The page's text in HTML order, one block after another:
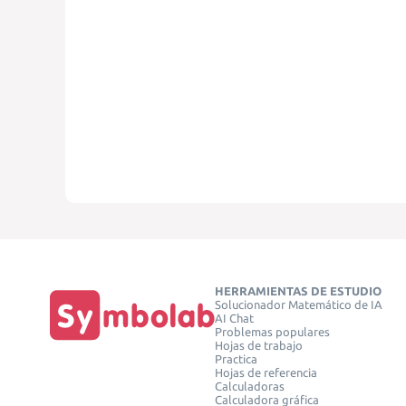
HERRAMIENTAS DE ESTUDIO
Solucionador Matemático de IA
AI Chat
Problemas populares
Hojas de trabajo
Practica
Hojas de referencia
Calculadoras
Calculadora gráfica